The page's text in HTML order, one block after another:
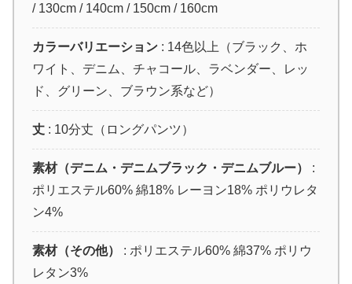
/ 130cm / 140cm / 150cm / 160cm
カラーバリエーション : 14色以上（ブラック、ホ
ワイト、デニム、チャコール、ラベンダー、レッ
ド、グリーン、ブラウン系など）
丈 : 10分丈（ロングパンツ）
素材（デニム・デニムブラック・デニムブルー）
:
ポリエステル60% 綿18% レーヨン18% ポリウレタ
ン4%
素材（その他）
: ポリエステル60% 綿37% ポリウ
レタン3%